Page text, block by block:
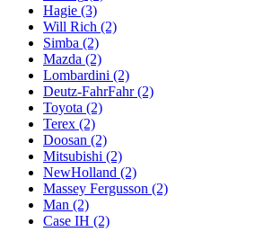
Hagie (3)
Will Rich (2)
Simba (2)
Mazda (2)
Lombardini (2)
Deutz-FahrFahr (2)
Toyota (2)
Terex (2)
Doosan (2)
Mitsubishi (2)
NewHolland (2)
Massey Fergusson (2)
Man (2)
Case IH (2)